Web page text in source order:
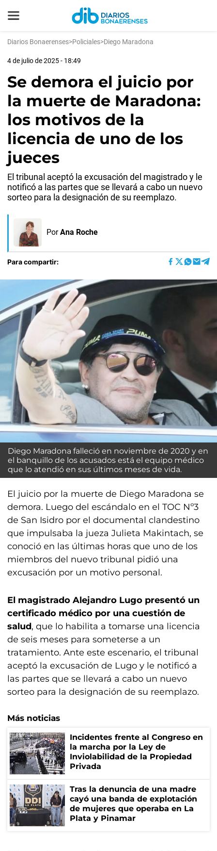
Diarios Bonaerenses>Policiales>Diego Maradona
4 de julio de 2025 - 18:49
Se demora el juicio por
la muerte de Maradona:
los motivos de la
licencia de uno de los
jueces
El tribunal aceptó la excusación del magistrado y le
notificó a las partes que se llevará a cabo un nuevo
sorteo para la designación de su reemplazo.
Por Ana Roche
Para compartir:
Diego Maradona falleció en noviembre de 2020 y en
el banquillo de los acusados está el equipo médico
que lo atendió en sus últimos meses de vida.
El juicio por la muerte de Diego Maradona se
demora. Luego del escándalo en el TOC Nº3
de San Isidro por el documental clandestino
que impulsaba la jueza Julieta Makintach, se
conoció en las últimas horas que uno de los
miembros del nuevo tribunal pidió una
excusación por un motivo personal.
El magistrado Alejandro Lugo presentó un
certificado médico por una cuestión de
salud, que lo habilita a tomarse una licencia
de seis meses para someterse a un
tratamiento. Ante este escenario, el tribunal
aceptó la excusación de Lugo y le notificó a
las partes que se llevará a cabo un nuevo
sorteo para la designación de su reemplazo.
Más noticias
Incidentes frente al Congreso en
la marcha por la Ley de
Inviolabilidad de la Propiedad
Privada
Tras la denuncia de una madre
cayó una banda de explotación
de mujeres que operaba en La
Plata y Pinamar